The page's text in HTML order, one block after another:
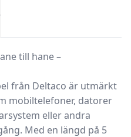
till hane –
från Deltaco är utmärkt
mobiltelefoner, datorer
eller andra
Med en längd på 5